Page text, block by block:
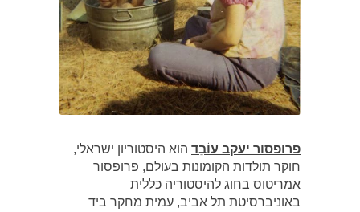
פרופסור יעקב עוֹבֵד הוא היסטוריון ישראלי,
חוקר תולדות הקומונות בעולם, פרופסור
אמריטוס בחוג להיסטוריה כללית
באוניברסיטת תל אביב, עמית מחקר ביד